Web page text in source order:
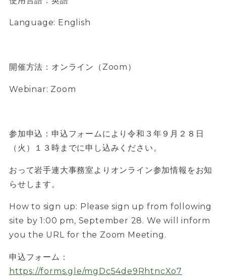
Language: English
開催方法：オンライン（Zoom）
Webinar: Zoom
参加申込：申込フォームにより令和３年９月２８日
（火）１３時までに申し込みください。
おって岩手連大事務室よりオンライン参加情報をお知
らせします。
How to sign up: Please sign up from following
site by 1:00 pm, September 28. We will inform
you the URL for the Zoom Meeting.
申込フォーム：
https://forms.gle/mgDc54de9RhtncXo7